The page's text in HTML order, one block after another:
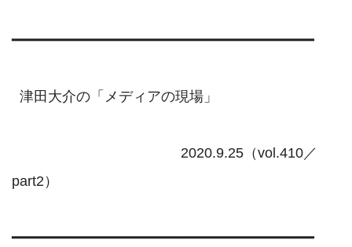
━━━━━━━━━━━━━━━━━━━━━━━━━━━━━━━━━━━
part2）
━━━━━━━━━━━━━━━━━━━━━━━━━━━━━━━━━━━